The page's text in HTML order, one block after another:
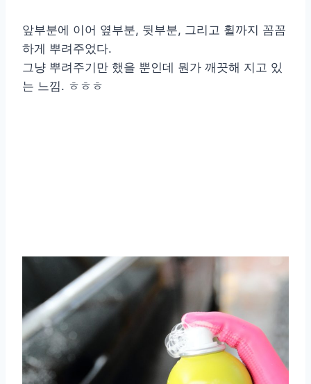
앞부분에 이어 옆부분, 뒷부분, 그리고 휠까지 꼼꼼
하게 뿌려주었다.
그냥 뿌려주기만 했을 뿐인데 뭔가 깨끗해 지고 있
는 느낌. ㅎㅎㅎ